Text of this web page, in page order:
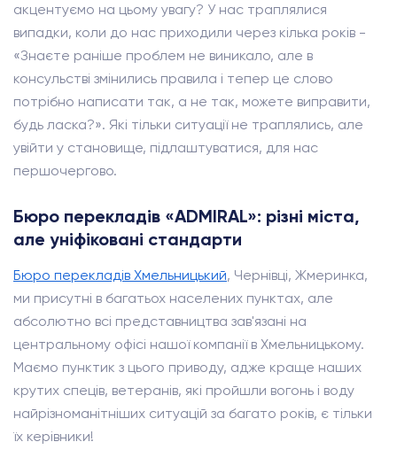
акцентуємо на цьому увагу? У нас траплялися
випадки, коли до нас приходили через кілька років -
«Знаєте раніше проблем не виникало, але в
консульстві змінились правила і тепер це слово
потрібно написати так, а не так, можете виправити,
будь ласка?». Які тільки ситуації не траплялись, але
увійти у становище, підлаштуватися, для нас
першочергово.
Бюро перекладів «ADMIRAL»: різні міста,
але уніфіковані стандарти
Бюро перекладів Хмельницький, Чернівці, Жмеринка,
ми присутні в багатьох населених пунктах, але
абсолютно всі представництва зав'язані на
центральному офісі нашої компанії в Хмельницькому.
Маємо пунктик з цього приводу, адже краще наших
крутих спеців, ветеранів, які пройшли вогонь і воду
найрізноманітніших ситуацій за багато років, є тільки
їх керівники!